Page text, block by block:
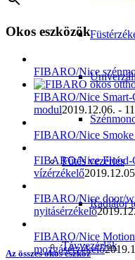
Fűtés vezérlés
Radiátor
Távvezérlők
Okos eszközök
FIBARO/Nice
FIBARO/Nice Smart-
modul2019.12.06. -
FIBARO/Nice Smoke
FIBARO/Nice Flood-
vízérzékelő
FIBARO/Nice door/
nyitásérzékelő
FIBARO/Nice
mozgásérzékelő
Az összes okos eszköz